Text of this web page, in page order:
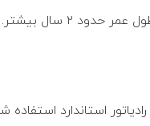
استاندارد